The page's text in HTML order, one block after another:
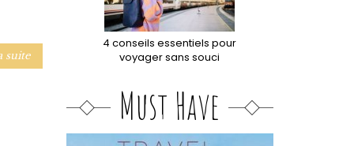
suite
4 conseils essentiels pour
voyager sans souci
Must Have